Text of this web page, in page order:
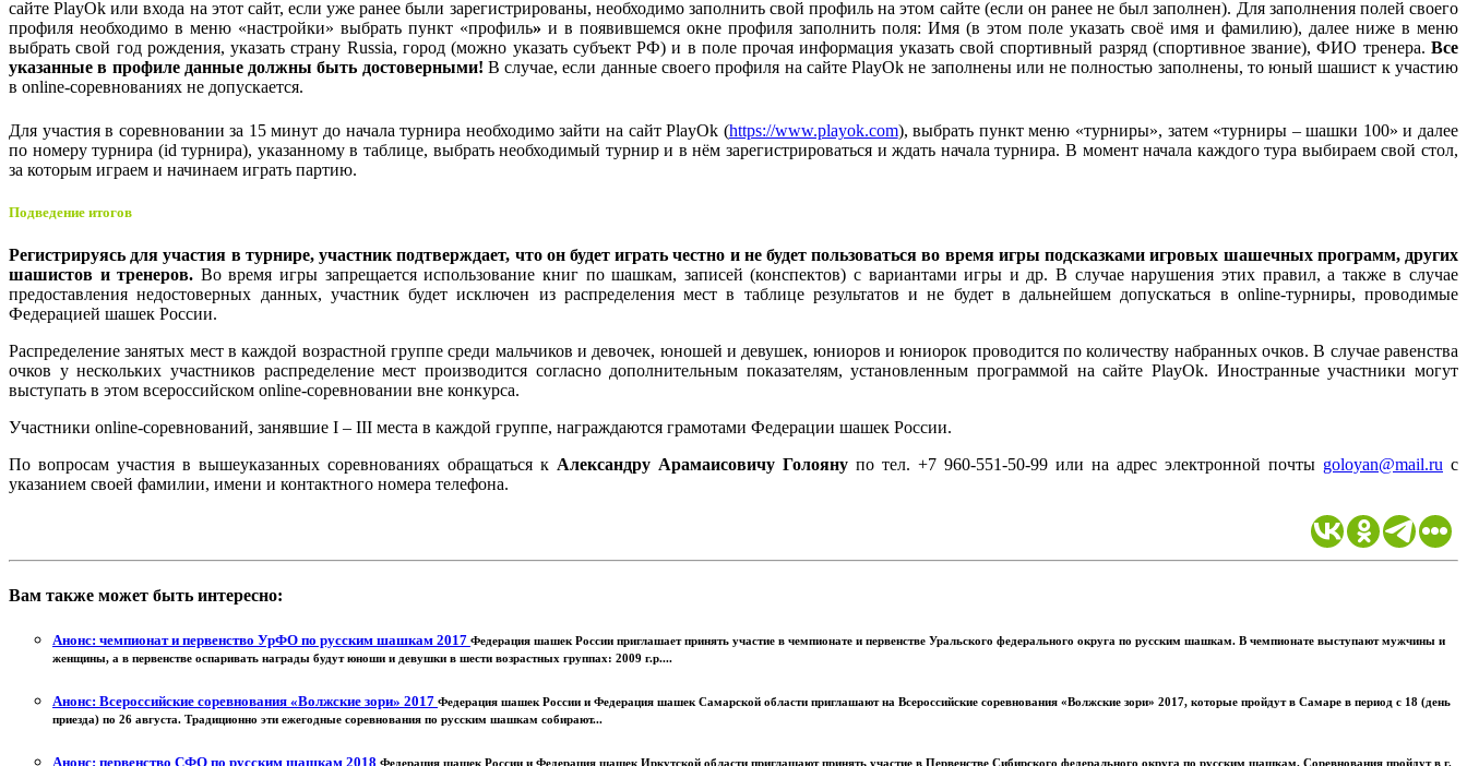
сайте PlayOk или входа на этот сайт, если уже ранее были зарегистрированы, необходимо заполнить свой профиль на этом сайте (если он ранее не был заполнен). Для заполнения полей своего
профиля необходимо в меню «настройки» выбрать пункт «профиль» и в появившемся окне профиля заполнить поля: Имя (в этом поле указать своё имя и фамилию), далее ниже в меню
выбрать свой год рождения, указать страну Russia, город (можно указать субъект РФ) и в поле прочая информация указать свой спортивный разряд (спортивное звание), ФИО тренера. Все
указанные в профиле данные должны быть достоверными! В случае, если данные своего профиля на сайте PlayOk не заполнены или не полностью заполнены, то юный шашист к участию
в online-соревнованиях не допускается.
Для участия в соревновании за 15 минут до начала турнира необходимо зайти на сайт PlayOk (https://www.playok.com), выбрать пункт меню «турниры», затем «турниры – шашки 100» и далее
по номеру турнира (id турнира), указанному в таблице, выбрать необходимый турнир и в нём зарегистрироваться и ждать начала турнира. В момент начала каждого тура выбираем свой стол,
за которым играем и начинаем играть партию.
Подведение итогов
Регистрируясь для участия в турнире, участник подтверждает, что он будет играть честно и не будет пользоваться во время игры подсказками игровых шашечных программ, других
шашистов и тренеров. Во время игры запрещается использование книг по шашкам, записей (конспектов) с вариантами игры и др. В случае нарушения этих правил, а также в случае
предоставления недостоверных данных, участник будет исключен из распределения мест в таблице результатов и не будет в дальнейшем допускаться в online-турниры, проводимые
Федерацией шашек России.
Распределение занятых мест в каждой возрастной группе среди мальчиков и девочек, юношей и девушек, юниоров и юниорок проводится по количеству набранных очков. В случае равенства
очков у нескольких участников распределение мест производится согласно дополнительным показателям, установленным программой на сайте PlayOk. Иностранные участники могут
выступать в этом всероссийском online-соревновании вне конкурса.
Участники online-соревнований, занявшие I – III места в каждой группе, награждаются грамотами Федерации шашек России.
По вопросам участия в вышеуказанных соревнованиях обращаться к Александру Арамаисовичу Голояну по тел. +7 960-551-50-99 или на адрес электронной почты goloyan@mail.ru с
указанием своей фамилии, имени и контактного номера телефона.
Вам также может быть интересно:
Анонс: чемпионат и первенство УрФО по русским шашкам 2017 Федерация шашек России приглашает принять участие в чемпионате и первенстве Уральского федерального округа по русским шашкам. В чемпионате выступают мужчины и
женщины, а в первенстве оспаривать награды будут юноши и девушки в шести возрастных группах: 2009 г.р....
Анонс: Всероссийские соревнования «Волжские зори» 2017 Федерация шашек России и Федерация шашек Самарской области приглашают на Всероссийские соревнования «Волжские зори» 2017, которые пройдут в Самаре в период с 18 (день
приезда) по 26 августа. Традиционно эти ежегодные соревнования по русским шашкам собирают...
Анонс: первенство СФО по русским шашкам 2018 Федерация шашек России и Федерация шашек Иркутской области приглашают принять участие в Первенстве Сибирского федерального округа по русским шашкам. Соревнования пройдут в г.